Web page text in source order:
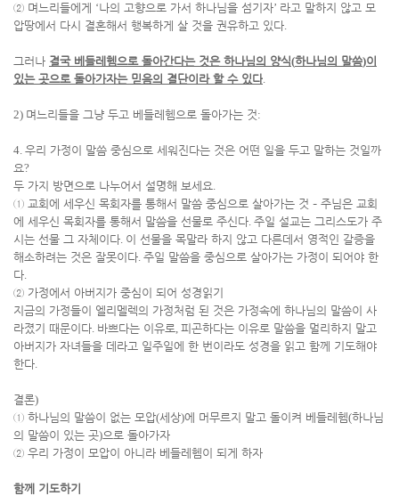
② 며느리들에게 ‘나의 고향으로 가서 하나님을 섬기자’ 라고 말하지 않고 모
압땅에서 다시 결혼해서 행복하게 살 것을 권유하고 있다.
그러나 결국 베들레헴으로 돌아간다는 것은 하나님의 양식(하나님의 말씀)이
있는 곳으로 돌아가자는 믿음의 결단이라 할 수 있다.
2) 며느리들을 그냥 두고 베들레헴으로 돌아가는 것:
4. 우리 가정이 말씀 중심으로 세워진다는 것은 어떤 일을 두고 말하는 것일까
요?
두 가지 방면으로 나누어서 설명해 보세요.
① 교회에 세우신 목회자를 통해서 말씀 중심으로 살아가는 것 – 주님은 교회
에 세우신 목회자를 통해서 말씀을 선물로 주신다. 주일 설교는 그리스도가 주
시는 선물 그 자체이다. 이 선물을 목말라 하지 않고 다른데서 영적인 갈증을
해소하려는 것은 잘못이다. 주일 말씀을 중심으로 살아가는 가정이 되어야 한
다.
② 가정에서 아버지가 중심이 되어 성경읽기
지금의 가정들이 엘리멜렉의 가정처럼 된 것은 가정속에 하나님의 말씀이 사
라졌기 때문이다. 바쁘다는 이유로, 피곤하다는 이유로 말씀을 멀리하지 말고
아버지가 자녀들을 데라고 일주일에 한 번이라도 성경을 읽고 함께 기도해야
한다.
결론)
① 하나님의 말씀이 없는 모압(세상)에 머무르지 말고 돌이켜 베들레헴(하나님
의 말씀이 있는 곳)으로 돌아가자
② 우리 가정이 모압이 아니라 베들레헴이 되게 하자
함께 기도하기